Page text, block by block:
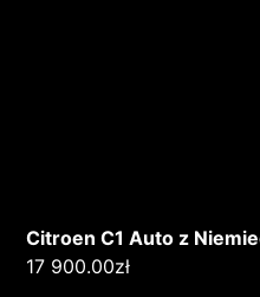
Citroen C1 Auto z
17 900.00zł